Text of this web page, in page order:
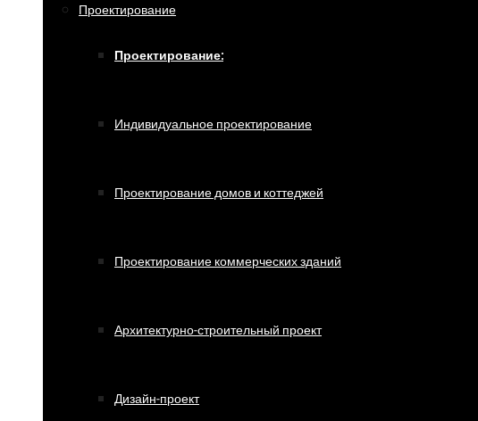
Проектирование
Проектирование:
Индивидуальное проектирование
Проектирование домов и коттеджей
Проектирование коммерческих зданий
Архитектурно-строительный проект
Дизайн-проект